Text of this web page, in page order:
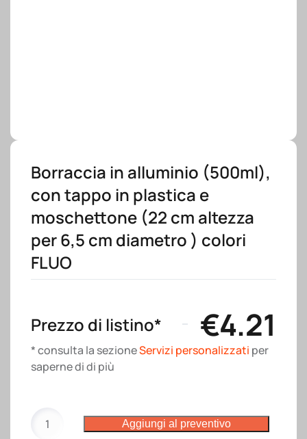
Borraccia in alluminio (500ml),
con tappo in plastica e
moschettone (22 cm altezza
per 6,5 cm diametro ) colori
FLUO
Prezzo di listino* €4.21
* consulta la sezioneServizi personalizzati per
saperne di di più
Aggiungi al preventivo